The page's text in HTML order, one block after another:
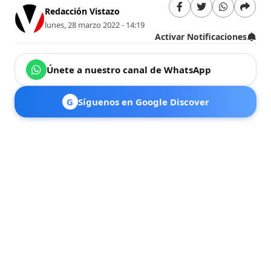
Redacción Vistazo
lunes, 28 marzo 2022 - 14:19
Activar Notificaciones
Únete a nuestro canal de WhatsApp
G Síguenos en Google Discover